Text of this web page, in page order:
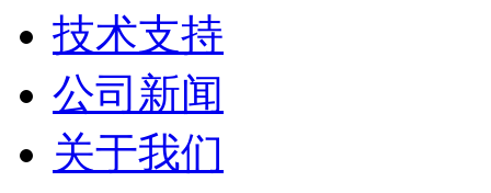
技术支持
公司新闻
关于我们